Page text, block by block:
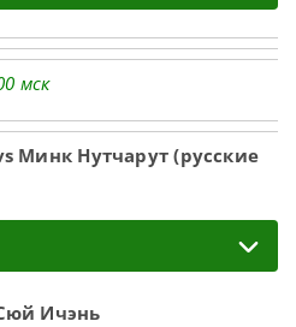
мск
Минк Нутчарут (русские
Ичэнь